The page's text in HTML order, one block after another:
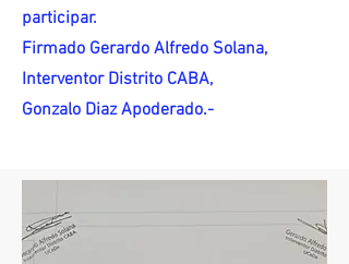
participar.
Firmado Gerardo Alfredo Solana,
Interventor Distrito CABA,
Gonzalo Diaz Apoderado.-